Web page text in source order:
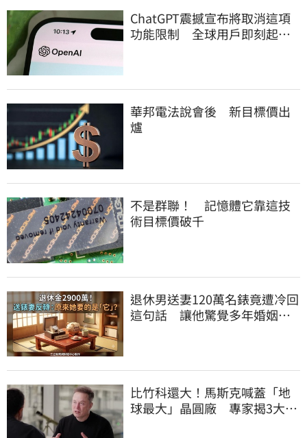
ChatGPT震撼宣布將取消這項
功能限制 全球用戶即刻起
華邦電法說會後 新目標價出
爐
不是群聯！ 記憶體它靠這技
術目標價破千
退休男送妻120萬名錶竟遭冷回
這句話 讓他驚覺多年婚姻全
比竹科還大！馬斯克喊蓋「地
球最大」晶圓廠 專家揭3大隱